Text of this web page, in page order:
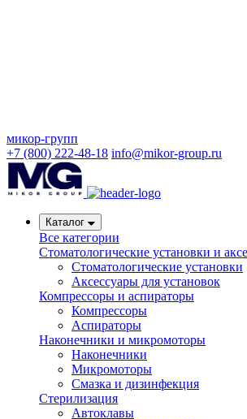
микор-групп
+7 (800) 222-48-18 info@mikor-group.ru
Каталог
Все категории
Стоматологические установки и
Стоматологические установки
Аксессуары для установок
Компрессоры и аспираторы
Компрессоры
Аспираторы
Наконечники и микромоторы
Наконечники
Микромоторы
Смазка и дизинфекция
Стерилизация
Автоклавы